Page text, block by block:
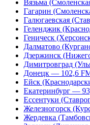
Вязьма
Гагарин
Галюгаевская
Геленджик
Геническ
Далматово
Дзержинск
Димитровград
Донецк — 102,6
Ейск
Екатеринбург —
Ессентуки
Железногорск
Жердевка